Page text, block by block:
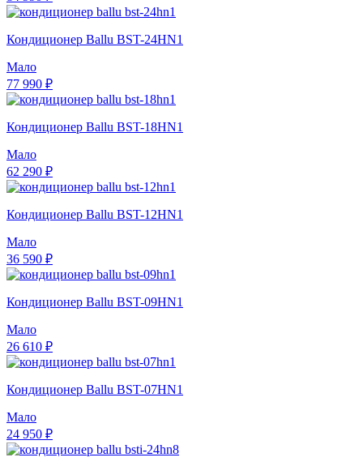
Кондиционер Ballu BST-24HN1
Мало
77 990 ₽
Кондиционер Ballu BST-18HN1
Мало
62 290 ₽
Кондиционер Ballu BST-12HN1
Мало
36 590 ₽
Кондиционер Ballu BST-09HN1
Мало
26 610 ₽
Кондиционер Ballu BST-07HN1
Мало
24 950 ₽